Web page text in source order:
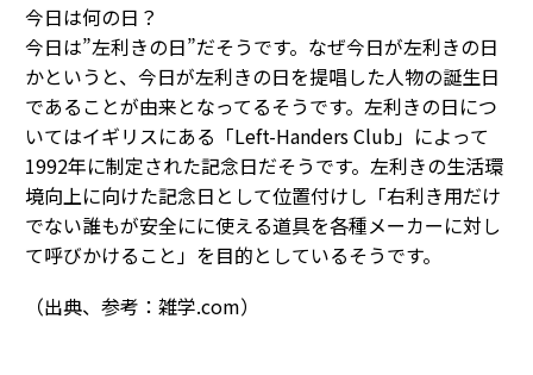
今日は何の日？
今日は”左利きの日”だそうです。なぜ今日が左利きの日
かというと、今日が左利きの日を提唱した人物の誕生日
であることが由来となってるそうです。左利きの日につ
いてはイギリスにある「Left-Handers Club」によって
1992年に制定された記念日だそうです。左利きの生活環
境向上に向けた記念日として位置付けし「右利き用だけ
でない誰もが安全にに使える道具を各種メーカーに対し
て呼びかけること」を目的としているそうです。
（出典、参考：雑学.com）